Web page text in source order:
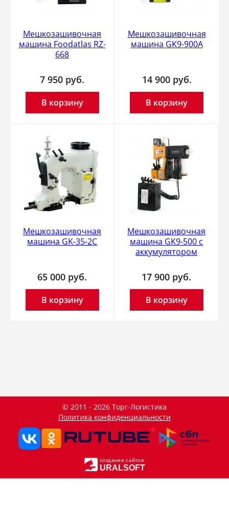
Мешкозашивочная
машина Foodatlas RZ-
668
7 950 руб.
В корзину
Мешкозашивочная
машина GK9-900А
14 900 руб.
В корзину
Мешкозашивочная
машина GK-35-2C
65 000 руб.
В корзину
Мешкозашивочная
машина GK9-500 с
аккумулятором
17 900 руб.
В корзину
© 2011 - 2026 Торг-Логистика
Политика конфиденциальности
создание сайтов
URALSOFT